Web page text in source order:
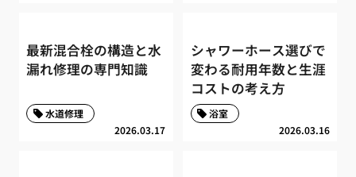
最新混合栓の構造と水
漏れ修理の専門知識
2026.03.17
水道修理
シャワーホース選びで
変わる耐用年数と生涯
コストの考え方
2026.03.16
浴室